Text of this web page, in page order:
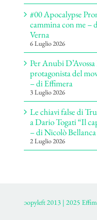
#00 Apocalypse
cammina con me –
Verna
6 Luglio 2026
Per Anubi
protagonista del
– di Effimera
3 Luglio 2026
Le chiavi false di
a Dario Togati “Il
– di Nicolò Bellanca
2 Luglio 2026
ɔopyleft 2013 | 2025